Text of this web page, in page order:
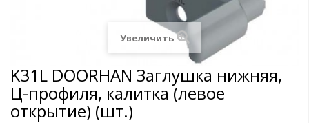
Увеличить
K31L DOORHAN Заглушка нижняя,
Ц-профиля, калитка (левое
открытие) (шт.)